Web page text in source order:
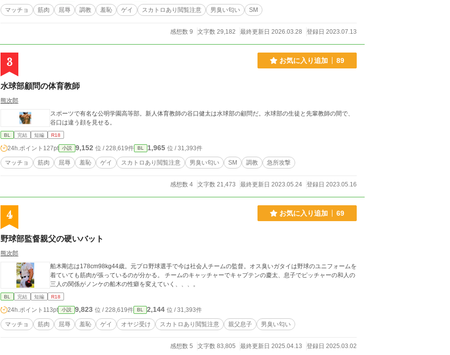
マッチョ 筋肉 屈辱 調教 羞恥 ゲイ スカトロあり閲覧注意 男臭い匂い SM
感想数 9 文字数 29,182 最終更新日 2026.03.28 登録日 2023.07.13
3 お気に入り追加 89
水球部顧問の体育教師
熊次郎
スポーツで有名な公明学園高等部。新人体育教師の谷口健太は水球部の顧問だ。水球部の生徒と先輩教師の間で、
谷口は違う顔を見せる。
BL 完結 短編 R18
24h.ポイント 127pt 小説 9,152 位 / 228,619件 BL 1,965 位 / 31,393件
マッチョ 筋肉 屈辱 羞恥 ゲイ スカトロあり閲覧注意 男臭い匂い SM 調教 急所攻撃
感想数 4 文字数 21,473 最終更新日 2023.05.24 登録日 2023.05.16
4 お気に入り追加 69
野球部監督親父の硬いバット
熊次郎
船木剛志は178cm98kg44歳。元プロ野球選手で今は社会人チームの監督。オス臭いガタイは野球のユニフォームを
着ていても筋肉が張っているのが分かる。 チームのキャッチャーでキャプテンの慶太、息子でピッチャーの和人の
三人の関係がノンケの船木の性癖を変えていく、、、。
BL 完結 短編 R18
24h.ポイント 113pt 小説 9,823 位 / 228,619件 BL 2,144 位 / 31,393件
マッチョ 筋肉 屈辱 羞恥 ゲイ オヤジ受け スカトロあり閲覧注意 親父息子 男臭い匂い
感想数 5 文字数 83,805 最終更新日 2025.04.13 登録日 2025.03.02